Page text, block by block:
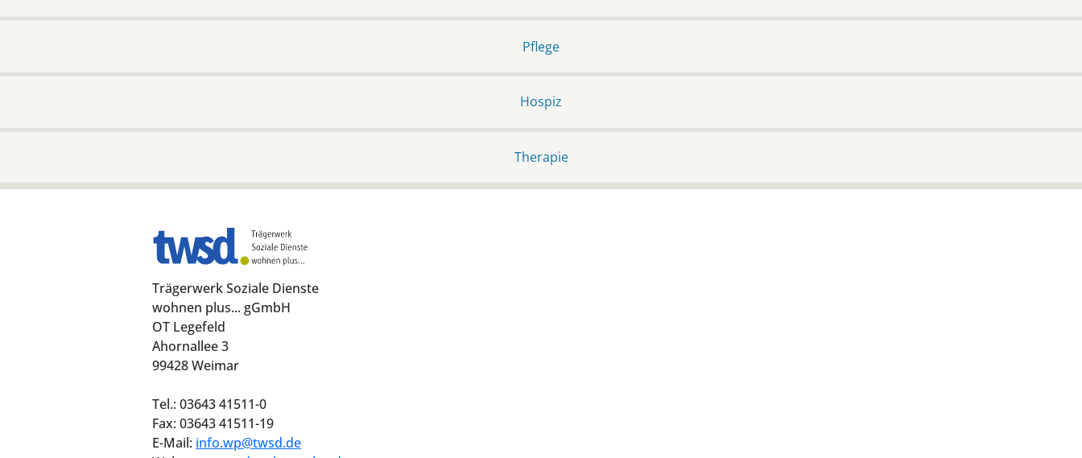
Pflege
Hospiz
Therapie
Trägerwerk Soziale Dienste
wohnen plus... gGmbH
OT Legefeld
Ahornallee 3
99428 Weimar
Tel.: 03643 41511-0
Fax: 03643 41511-19
E-Mail: info.wp@twsd.de